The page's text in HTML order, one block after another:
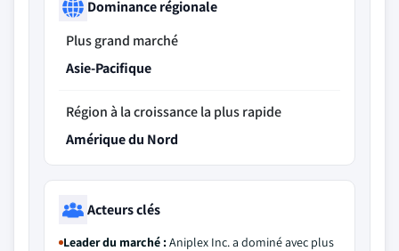
Dominance régionale
Plus grand marché
Asie-Pacifique
Région à la croissance la plus rapide
Amérique du Nord
Acteurs clés
Leader du marché :Aniplex Inc. a dominé avec plus